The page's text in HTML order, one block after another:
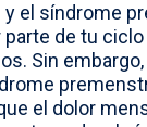
el síndrome
de tu
Sin
el dolor